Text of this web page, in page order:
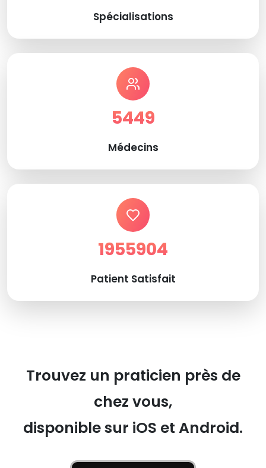
Spécialisations
5449
Médecins
1955904
Patient Satisfait
Trouvez un praticien près de
chez vous,
disponible sur iOS et Android.